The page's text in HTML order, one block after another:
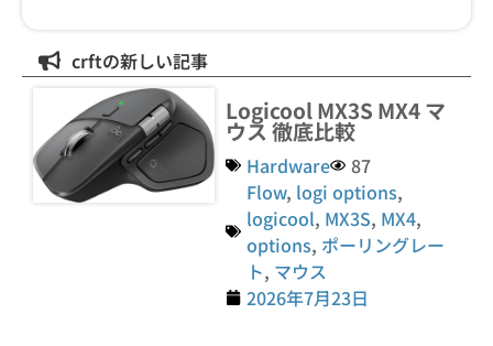
crftの新しい記事
Logicool MX3S MX4 マ
ウス 徹底比較
Hardware
87
Flow, logi options,
logicool, MX3S, MX4,
options, ポーリングレー
ト, マウス
2026年7月23日